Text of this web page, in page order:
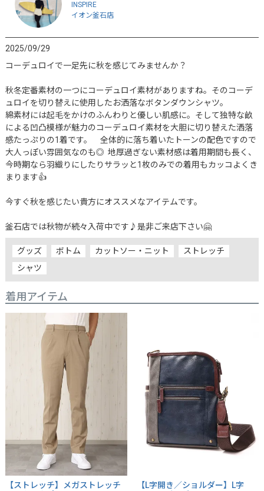
INSPIRE
イオン釜石店
2025/09/29
コーデュロイで一足先に秋を感じてみませんか？
秋冬定番素材の一つにコーデュロイ素材がありますね。そのコーデ
ュロイを切り替えに使用したお洒落なボタンダウンシャツ。
綿素材には起毛をかけのふんわりと優しい肌感に。そして独特な畝
による凹凸模様が魅力のコーデュロイ素材を大胆に切り替えた洒落
感たっぷりの1着です。　全体的に落ち着いたトーンの配色ですので
大人っぽい雰囲気なのも◎  地厚過ぎない素材感は着用期間も長く、
今時期なら羽織りにしたりサラッと1枚のみでの着用もカッコよくき
まります👍
今すぐ秋を感じたい貴方にオススメなアイテムです。
釜石店では秋物が続々入荷中です♪是非ご来店下さい🤗
グッズ ボトム カットソー・ニット
ストレッチ
シャツ
着用アイテム
【ストレッチ】メガストレッチ
【L字開き／ショルダー】L字